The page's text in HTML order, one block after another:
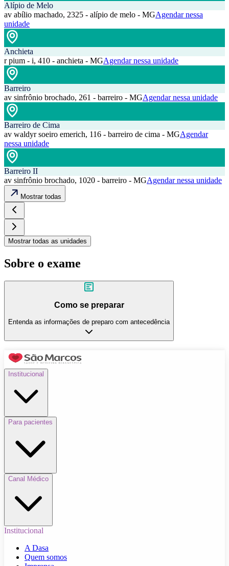
Alípio de Melo
av abílio machado, 2325 - alípio de melo - MGAgendar nessa
unidade
Anchieta
r pium - i, 410 - anchieta - MGAgendar nessa unidade
Barreiro
av sinfrônio brochado, 261 - barreiro - MGAgendar nessa unidade
Barreiro de Cima
av waldyr soeiro emerich, 116 - barreiro de cima - MGAgendar
nessa unidade
Barreiro II
av sinfrônio brochado, 1020 - barreiro - MGAgendar nessa unidade
Mostrar todas
Mostrar todas as unidades
Sobre o exame
Como se preparar
Entenda as informações de preparo com antecedência
Institucional
Para pacientes
Canal Médico
Institucional
A Dasa
Quem somos